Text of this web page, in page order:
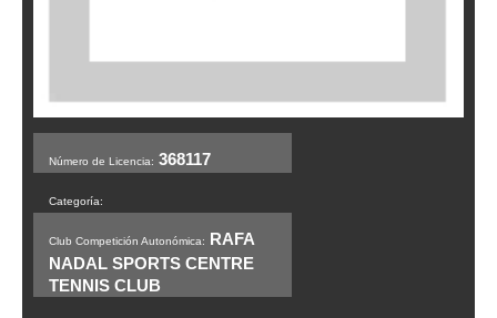
Número de Licencia: 368117
Categoría:
Club Competición Autonómica: RAFA
NADAL SPORTS CENTRE
TENNIS CLUB